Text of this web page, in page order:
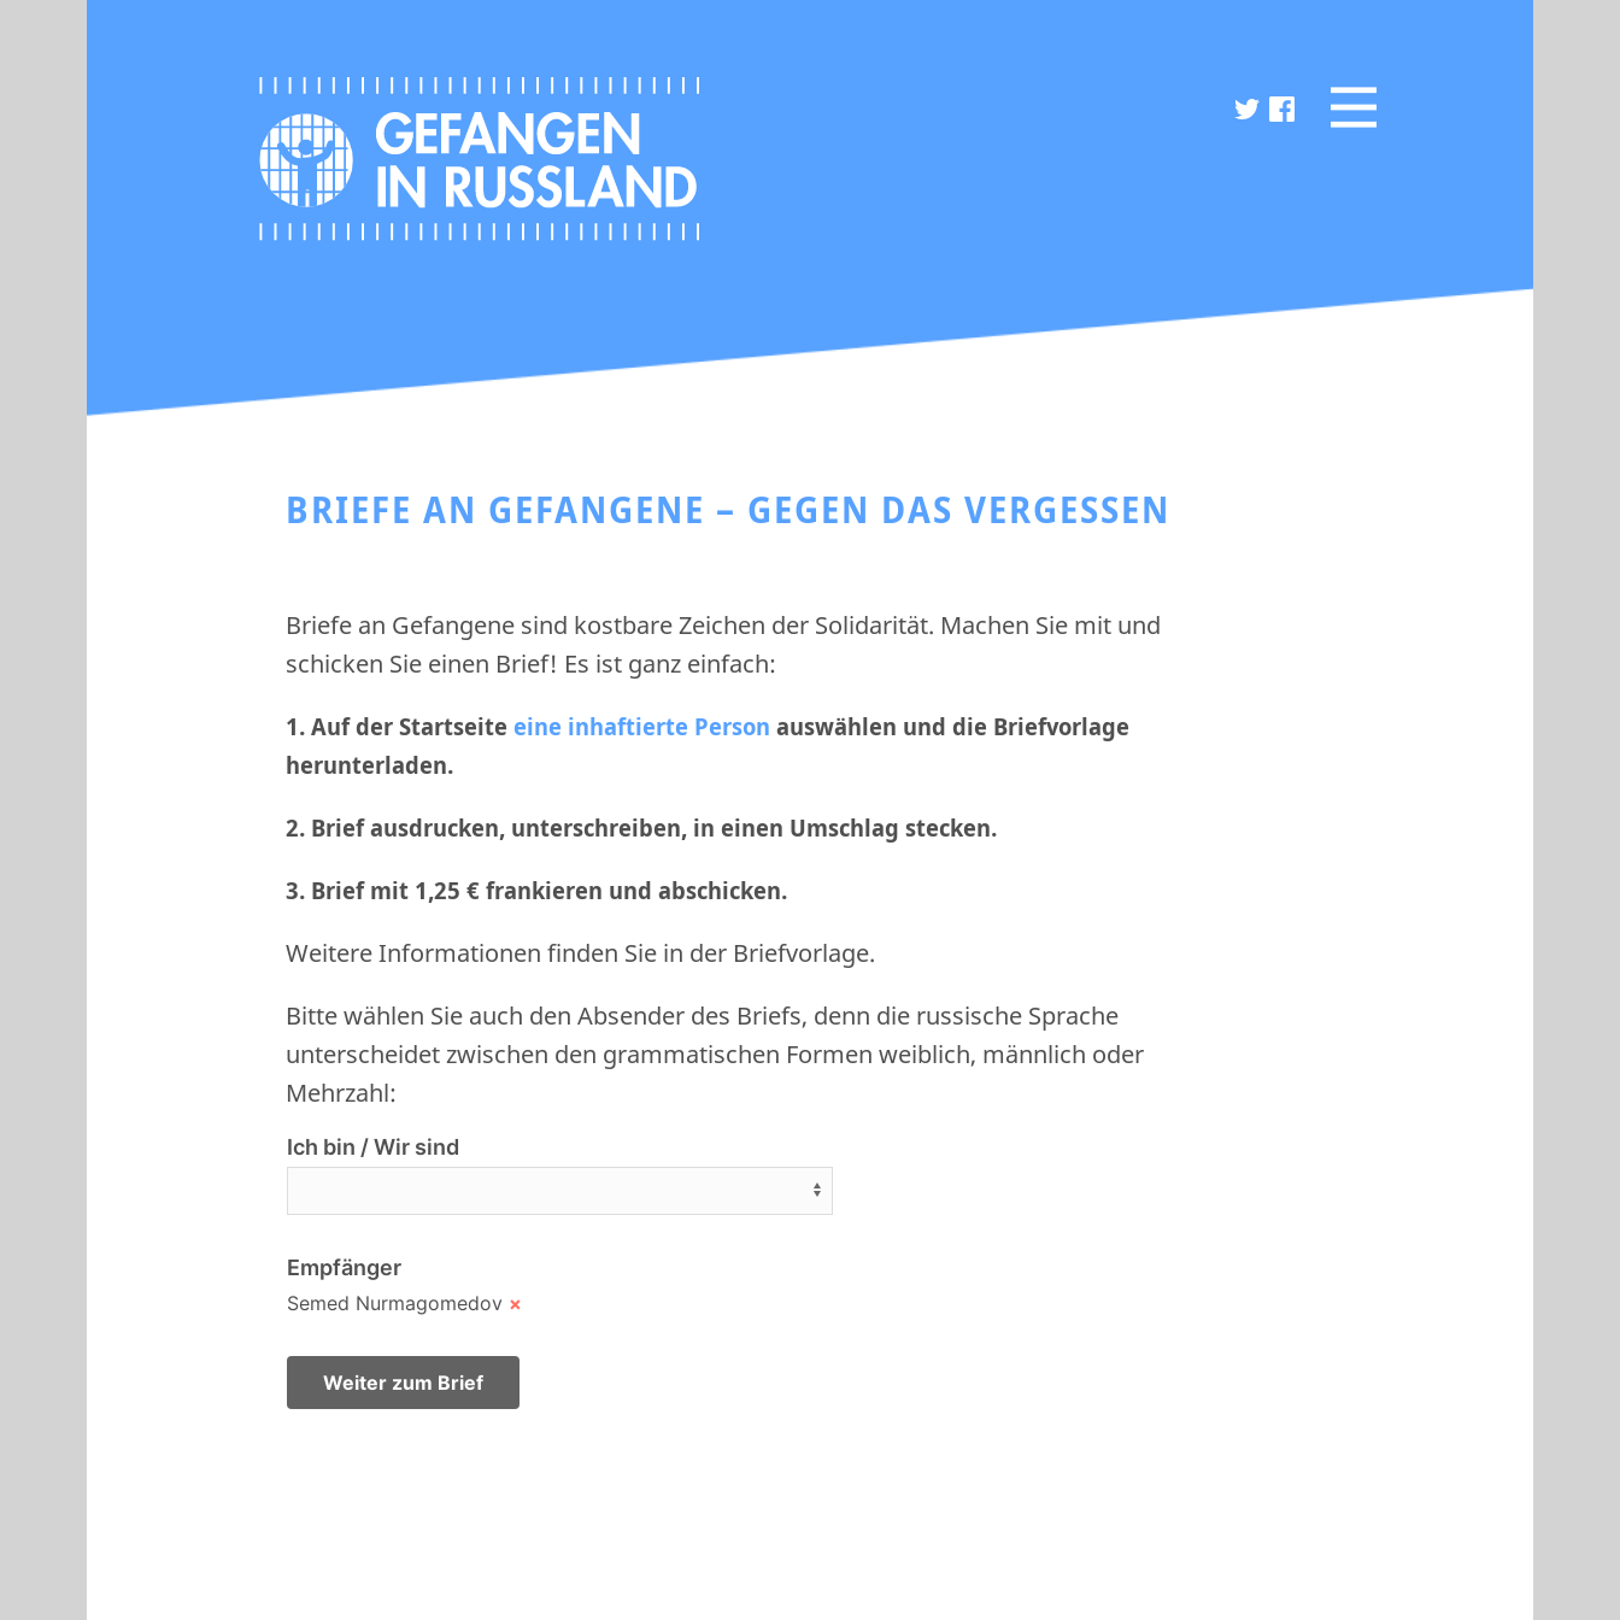
BRIEFE AN GEFANGENE – GEGEN DAS VERGESSEN
Briefe an Gefangene sind kostbare Zeichen der Solidarität. Machen Sie mit und
schicken Sie einen Brief! Es ist ganz einfach:
1. Auf der Startseite eine inhaftierte Person auswählen und die Briefvorlage
herunterladen.
2. Brief ausdrucken, unterschreiben, in einen Umschlag stecken.
3. Brief mit 1,25 € frankieren und abschicken.
Weitere Informationen finden Sie in der Briefvorlage.
Bitte wählen Sie auch den Absender des Briefs, denn die russische Sprache
unterscheidet zwischen den grammatischen Formen weiblich, männlich oder
Mehrzahl:
Ich bin / Wir sind
Empfänger
Semed Nurmagomedov ×
Weiter zum Brief